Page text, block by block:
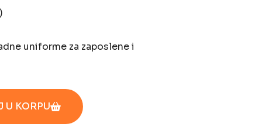
uniforme za zaposlene i
U KORPU